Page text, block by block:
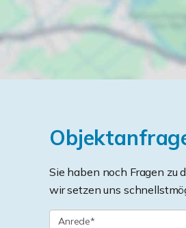
Sie haben noch Fragen zu
wir setzen uns